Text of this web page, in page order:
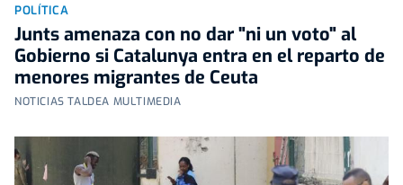
POLÍTICA
Junts amenaza con no dar "ni un voto" al
Gobierno si Catalunya entra en el reparto de
menores migrantes de Ceuta
NOTICIAS TALDEA MULTIMEDIA